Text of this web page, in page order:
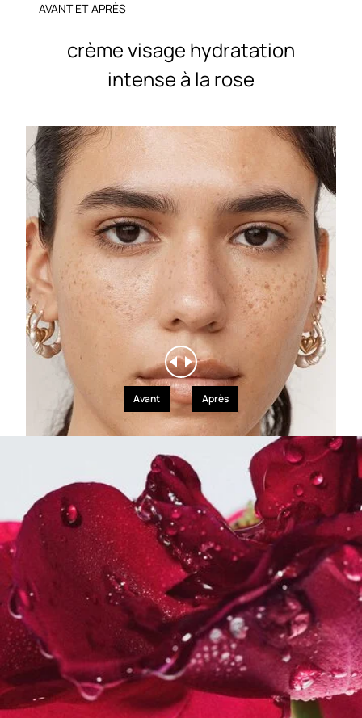
AVANT ET APRÈS
crème visage hydratation
intense à la rose
Avant Après